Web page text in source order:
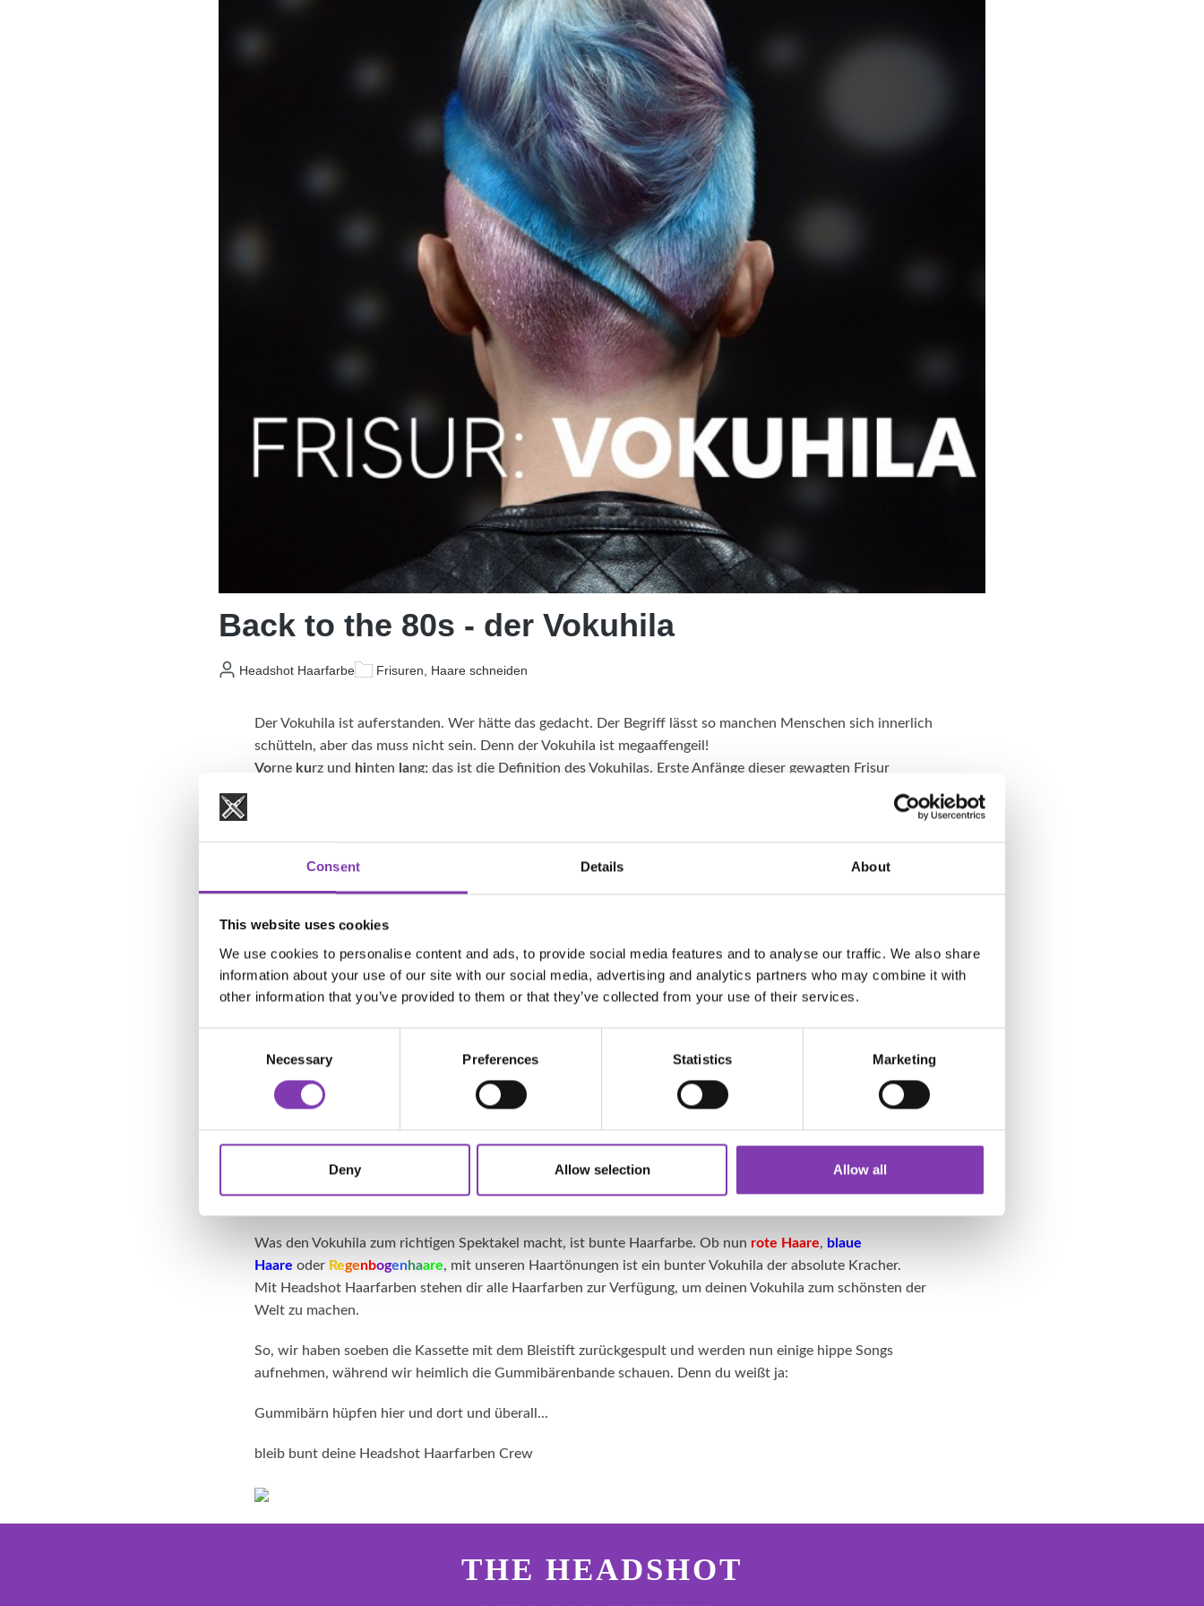
Consent Details About
This website uses cookies
We use cookies to personalise content and ads, to provide social media features and to analyse our traffic. We also share
information about your use of our site with our social media, advertising and analytics partners who may combine it with
other information that you’ve provided to them or that they’ve collected from your use of their services.
Necessary Preferences Statistics Marketing
Deny Allow selection Allow all
Back to the 80s - der Vokuhila
Headshot Haarfarbe Frisuren, Haare schneiden
Der Vokuhila ist auferstanden. Wer hätte das gedacht. Der Begriff lässt so manchen Menschen sich innerlich
schütteln, aber das muss nicht sein. Denn der Vokuhila ist megaaffengeil!
Vorne kurz und hinten lang; das ist die Definition des Vokuhilas. Erste Anfänge dieser gewagten Frisur
zeichneten sich bereits in den 60er und 70er Jahren ab, aber die absolute Hochphase hatte er in den 1980ern.
Also schmeiß den Zauberwürfel zur Seite, Regina Regenbogen vom Sofa und die HeMan Figur... ach, die darf
Allen voran: der Vokuhila ist viel besser als sein grausiger Ruf!
Der 80er Jahre Vokuhila war wie gesagt ziemlich radikal. Die Haare hinten waren fast Schulter lang, die Seiten
sehr kurz und der Pony gerne kurz und etwas fransig.
Die Übergänge sind sanfter. Heute ist diese spezielle Frisur besser unter dem Namen Vokuhila – Mohawk
bekannt. Mohawk ist eigentlich ein Stamm, der zu den Irokesen gehört. Diese sind ein Teil der indigen Gruppen
Daher leitet sich der Punk-typische Iro ab. Die Frisur ist also eine Mischung aus Vokuhila und Iroschnitt.
ein Vokuhila ist, bei dem die langen Haare hinten oft ausgedünnt werden. Damit ist gemeint, dass einige Haare
ist einfach sehr auffällig. Wer also nicht so gerne im Mittelpunkt steht, sollte vielleicht lieber die Finger davon
Was den Vokuhila zum richtigen Spektakel macht, ist bunte Haarfarbe. Ob nun rote Haare, blaue
Haare oder Regenbogen haare, mit unseren Haartönungen ist ein bunter Vokuhila der absolute Kracher.
Mit Headshot Haarfarben stehen dir alle Haarfarben zur Verfügung, um deinen Vokuhila zum schönsten der
Welt zu machen.
So, wir haben soeben die Kassette mit dem Bleistift zurückgespult und werden nun einige hippe Songs
aufnehmen, während wir heimlich die Gummibärenbande schauen. Denn du weißt ja:
Gummibärn hüpfen hier und dort und überall...
bleib bunt deine Headshot Haarfarben Crew
THE HEADSHOT